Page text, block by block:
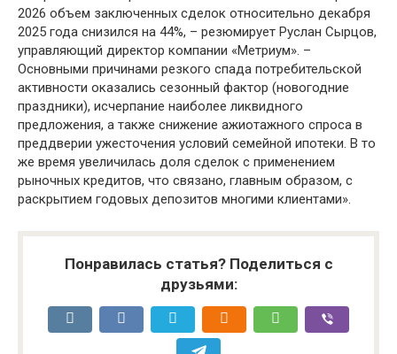
2026 объем заключенных сделок относительно декабря
2025 года снизился на 44%, – резюмирует Руслан Сырцов,
управляющий директор компании «Метриум». –
Основными причинами резкого спада потребительской
активности оказались сезонный фактор (новогодние
праздники), исчерпание наиболее ликвидного
предложения, а также снижение ажиотажного спроса в
преддверии ужесточения условий семейной ипотеки. В то
же время увеличилась доля сделок с применением
рыночных кредитов, что связано, главным образом, с
раскрытием годовых депозитов многими клиентами».
Понравилась статья? Поделиться с
друзьями: